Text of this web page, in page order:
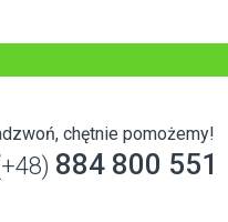
chętnie pomożemy!
884 800 551